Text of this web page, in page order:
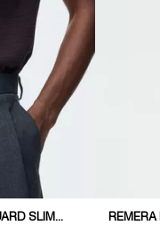
REMERA POLO EN PUNTO JACQUARD SLIM FIT